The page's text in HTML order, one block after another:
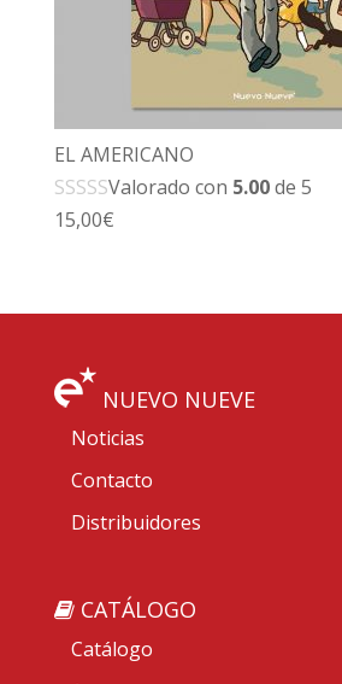
EL AMERICANO
Valorado con 5.00de 5
15,00€
NUEVO NUEVE
Noticias
Contacto
Distribuidores
CATÁLOGO
Catálogo